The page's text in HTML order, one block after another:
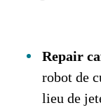
Repair
robot de
lieu de